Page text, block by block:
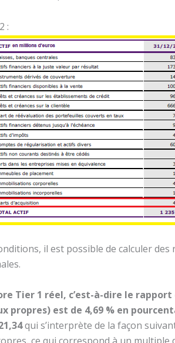
:
il est possible de calculer
Tier 1 réel, c’est-à-dire le
propres) est de 4,69 % en
qui s’interprète de la façon